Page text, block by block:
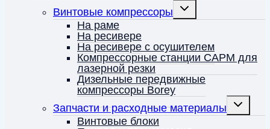
меню
Винтовые компрессоры
Переключить
дочернее
меню
На раме
На ресивере
На ресивере с осушителем
Компрессорные станции CAPM для
лазерной резки
Дизельные передвижные
компрессоры Borey
Запчасти и расходные материалы
дочернее
меню
Винтовые блоки